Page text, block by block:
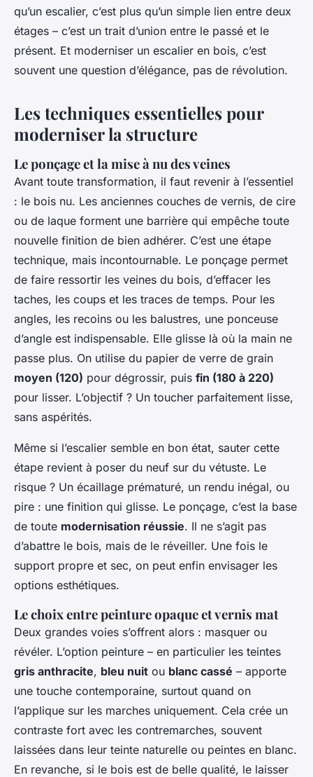
qu’un escalier, c’est plus qu’un simple lien entre deux
étages – c’est un trait d’union entre le passé et le
présent. Et moderniser un escalier en bois, c’est
souvent une question d’élégance, pas de révolution.
Les techniques essentielles pour
moderniser la structure
Le ponçage et la mise à nu des veines
Avant toute transformation, il faut revenir à l’essentiel
: le bois nu. Les anciennes couches de vernis, de cire
ou de laque forment une barrière qui empêche toute
nouvelle finition de bien adhérer. C’est une étape
technique, mais incontournable. Le ponçage permet
de faire ressortir les veines du bois, d’effacer les
taches, les coups et les traces de temps. Pour les
angles, les recoins ou les balustres, une ponceuse
d’angle est indispensable. Elle glisse là où la main ne
passe plus. On utilise du papier de verre de grain
moyen (120) pour dégrossir, puis fin (180 à 220)
pour lisser. L’objectif ? Un toucher parfaitement lisse,
sans aspérités.
Même si l’escalier semble en bon état, sauter cette
étape revient à poser du neuf sur du vétuste. Le
risque ? Un écaillage prématuré, un rendu inégal, ou
pire : une finition qui glisse. Le ponçage, c’est la base
de toute modernisation réussie. Il ne s’agit pas
d’abattre le bois, mais de le réveiller. Une fois le
support propre et sec, on peut enfin envisager les
options esthétiques.
Le choix entre peinture opaque et vernis mat
Deux grandes voies s’offrent alors : masquer ou
révéler. L’option peinture – en particulier les teintes
gris anthracite, bleu nuit ou blanc cassé – apporte
une touche contemporaine, surtout quand on
l’applique sur les marches uniquement. Cela crée un
contraste fort avec les contremarches, souvent
laissées dans leur teinte naturelle ou peintes en blanc.
En revanche, si le bois est de belle qualité, le laisser